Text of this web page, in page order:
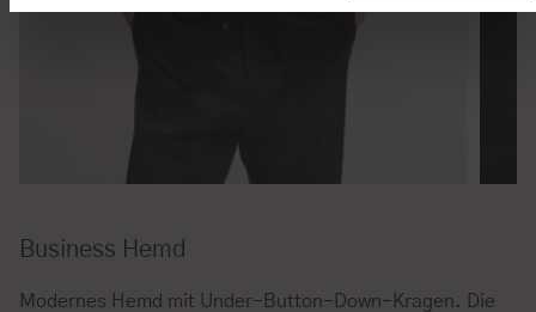
Business Hemd
Modernes Hemd mit Under-Button-Down-Kragen. Die